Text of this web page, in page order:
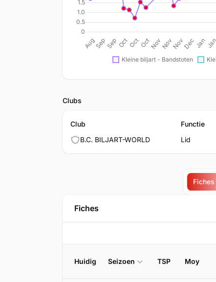
Clubs
Club
B.C. BILJART-WORLD
Functie
Lid
Fiches
Fiches
Huidig Seizoen TSP Moy